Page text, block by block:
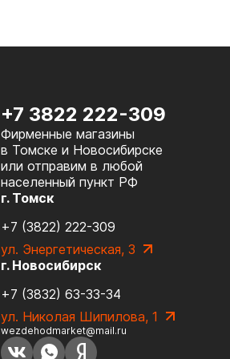
+7 3822 222-309
Фирменные магазины
в Томске и Новосибирске
или отправим в любой
населенный пункт РФ
г. Томск
+7 (3822) 222-309
ул. Энергетическая, 3
г. Новосибирск
+7 (3832) 63-33-34
ул. Николая Шипилова, 1
wezdehodmarket@mail.ru